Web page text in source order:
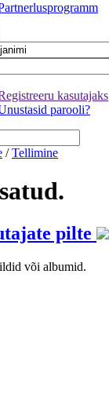
kasutajaks
parooli?
/ Tellimine
pilte
või albumid.